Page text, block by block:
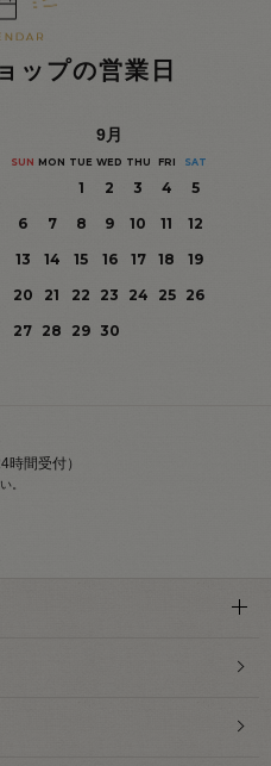
ップの営業日
9月
SUN MON TUE WED THU FRI SAT
1 2 3 4
5
6
7 8 9 10 11
12
13
14 15 16 17 18
19
20
21 22 23 24 25
26
27 28 29 30
間受付）
。